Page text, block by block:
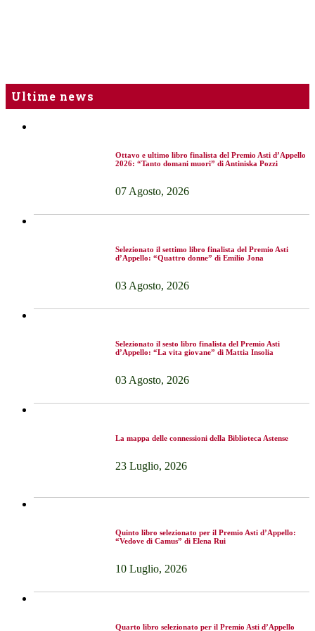
Ultime news
Ottavo e ultimo libro finalista del Premio Asti d’Appello
2026: “Tanto domani muori” di Antiniska Pozzi
07 Agosto, 2026
Selezionato il settimo libro finalista del Premio Asti
d’Appello: “Quattro donne” di Emilio Jona
03 Agosto, 2026
Selezionato il sesto libro finalista del Premio Asti
d’Appello: “La vita giovane” di Mattia Insolia
03 Agosto, 2026
La mappa delle connessioni della Biblioteca Astense
23 Luglio, 2026
Quinto libro selezionato per il Premio Asti d’Appello:
“Vedove di Camus” di Elena Rui
10 Luglio, 2026
Quarto libro selezionato per il Premio Asti d’Appello